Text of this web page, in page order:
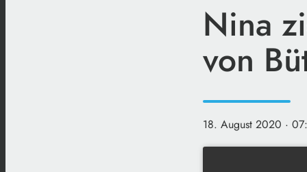
Nina
von
18. August 2020 ·